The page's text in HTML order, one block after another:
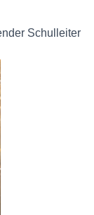
Schulleiter